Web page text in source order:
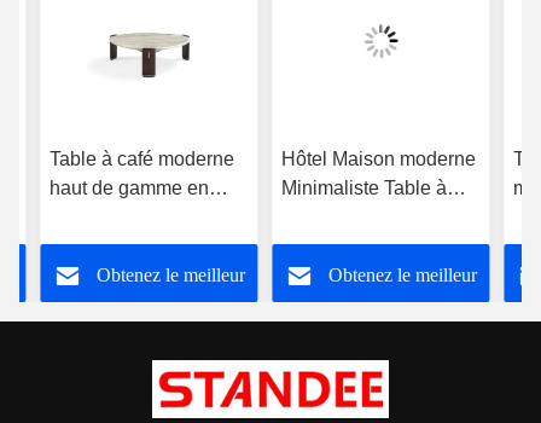
Table à café moderne
haut de gamme en
Obtenez le meilleur
Hôtel Maison moderne
Minimaliste Table à
métallique de bois de
marbreObtenez le meilleur
un